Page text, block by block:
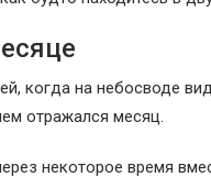
когда на небосводе
отражался месяц.
некоторое время